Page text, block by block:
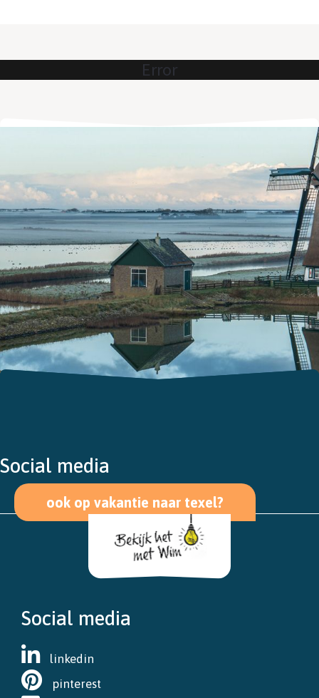
Error
Social media
ook op vakantie naar texel?
Social media
linkedin
pinterest